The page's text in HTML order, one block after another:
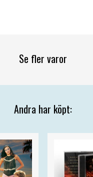
Se fler varor
Andra har köpt: